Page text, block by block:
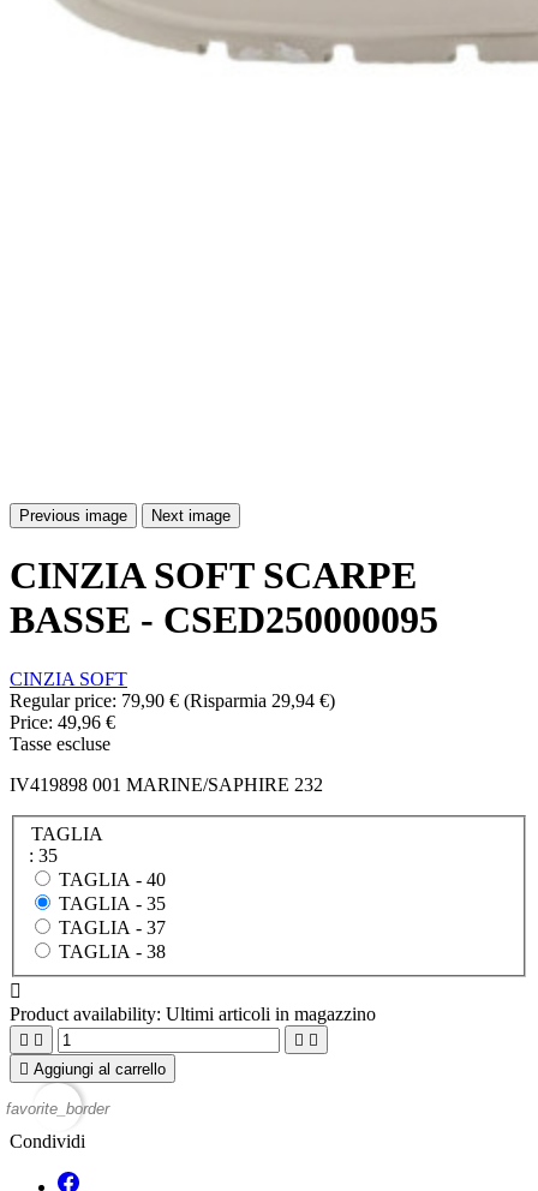
Previous image Next image
CINZIA SOFT SCARPE
BASSE - CSED250000095
CINZIA SOFT
Regular price: 79,90 € (Risparmia 29,94 €)
Price: 49,96 €
Tasse escluse
IV419898 001 MARINE/SAPHIRE 232
TAGLIA
: 35
TAGLIA - 40
TAGLIA - 35
TAGLIA - 37
TAGLIA - 38

Product availability: Ultimi articoli in magazzino
   
 Aggiungi al carrello
favorite_border
Condividi